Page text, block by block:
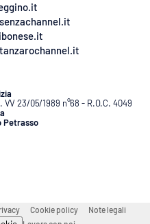
23/05/1989 n°68 - R.O.C. 4049
Petrasso
Cookie policy Note legali